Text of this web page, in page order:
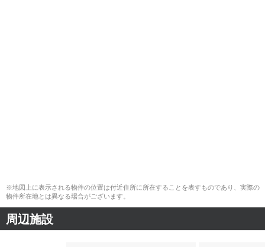
※地図上に表示される物件の位置は付近住所に所在することを表すものであり、実際の
物件所在地とは異なる場合がございます。
周辺施設